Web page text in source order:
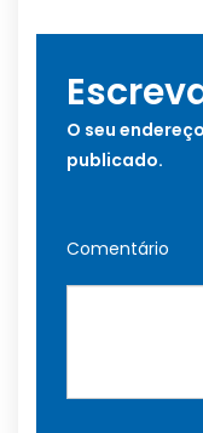
O seu
publicado.
Comentário